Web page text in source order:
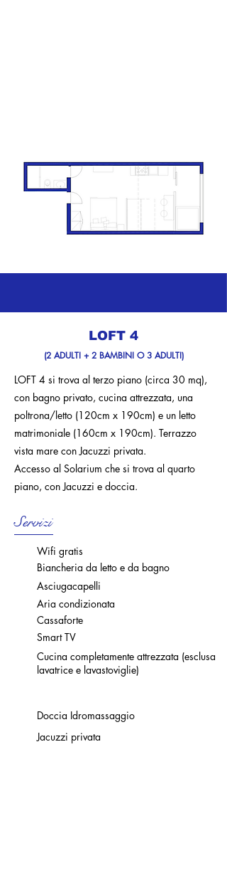
LOFT 4
(2 ADULTI + 2 BAMBINI O 3 ADULTI)
LOFT 4 si trova al terzo piano (circa 30 mq),
con bagno privato, cucina attrezzata, una
poltrona/letto (120cm x 190cm) e un letto
matrimoniale (160cm x 190cm). Terrazzo
vista mare con Jacuzzi privata.
Accesso al Solarium che si trova al quarto
piano, con Jacuzzi e doccia.
Servizi
Wifi gratis
Biancheria da letto e da bagno
Asciugacapelli
Aria condizionata
Cassaforte
Smart TV
Cucina completamente attrezzata (esclusa
lavatrice e lavastoviglie)
Doccia Idromassaggio
Jacuzzi privata